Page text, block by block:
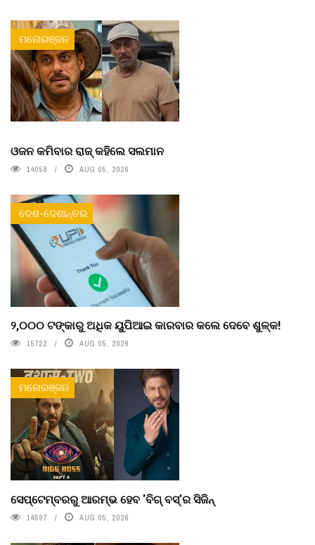
ମନୋରଞ୍ଜନ
ଓଜନ କମିବାର ରାଜ୍ କହିଲେ ସଲମାନ
14058 AUG 05, 2026
ଦେଶ-ଦେଶାନ୍ତର
୨,୦୦୦ ଟଙ୍କାରୁ ଅଧିକ ୟୁପିଆଇ କାରବାର କଲେ ଦେବେ ଶୁଳ୍କ!
15722 AUG 05, 2026
ମନୋରଞ୍ଜନ
ସେପ୍ଟେମ୍ବରରୁ ଆରମ୍ଭ ହେବ 'ବିଗ୍ ବସ୍'ର ସିଜିନ୍
14597 AUG 05, 2026